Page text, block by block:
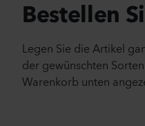
Bestellen
Legen Sie die Artikel
der gewünschten
Warenkorb unten